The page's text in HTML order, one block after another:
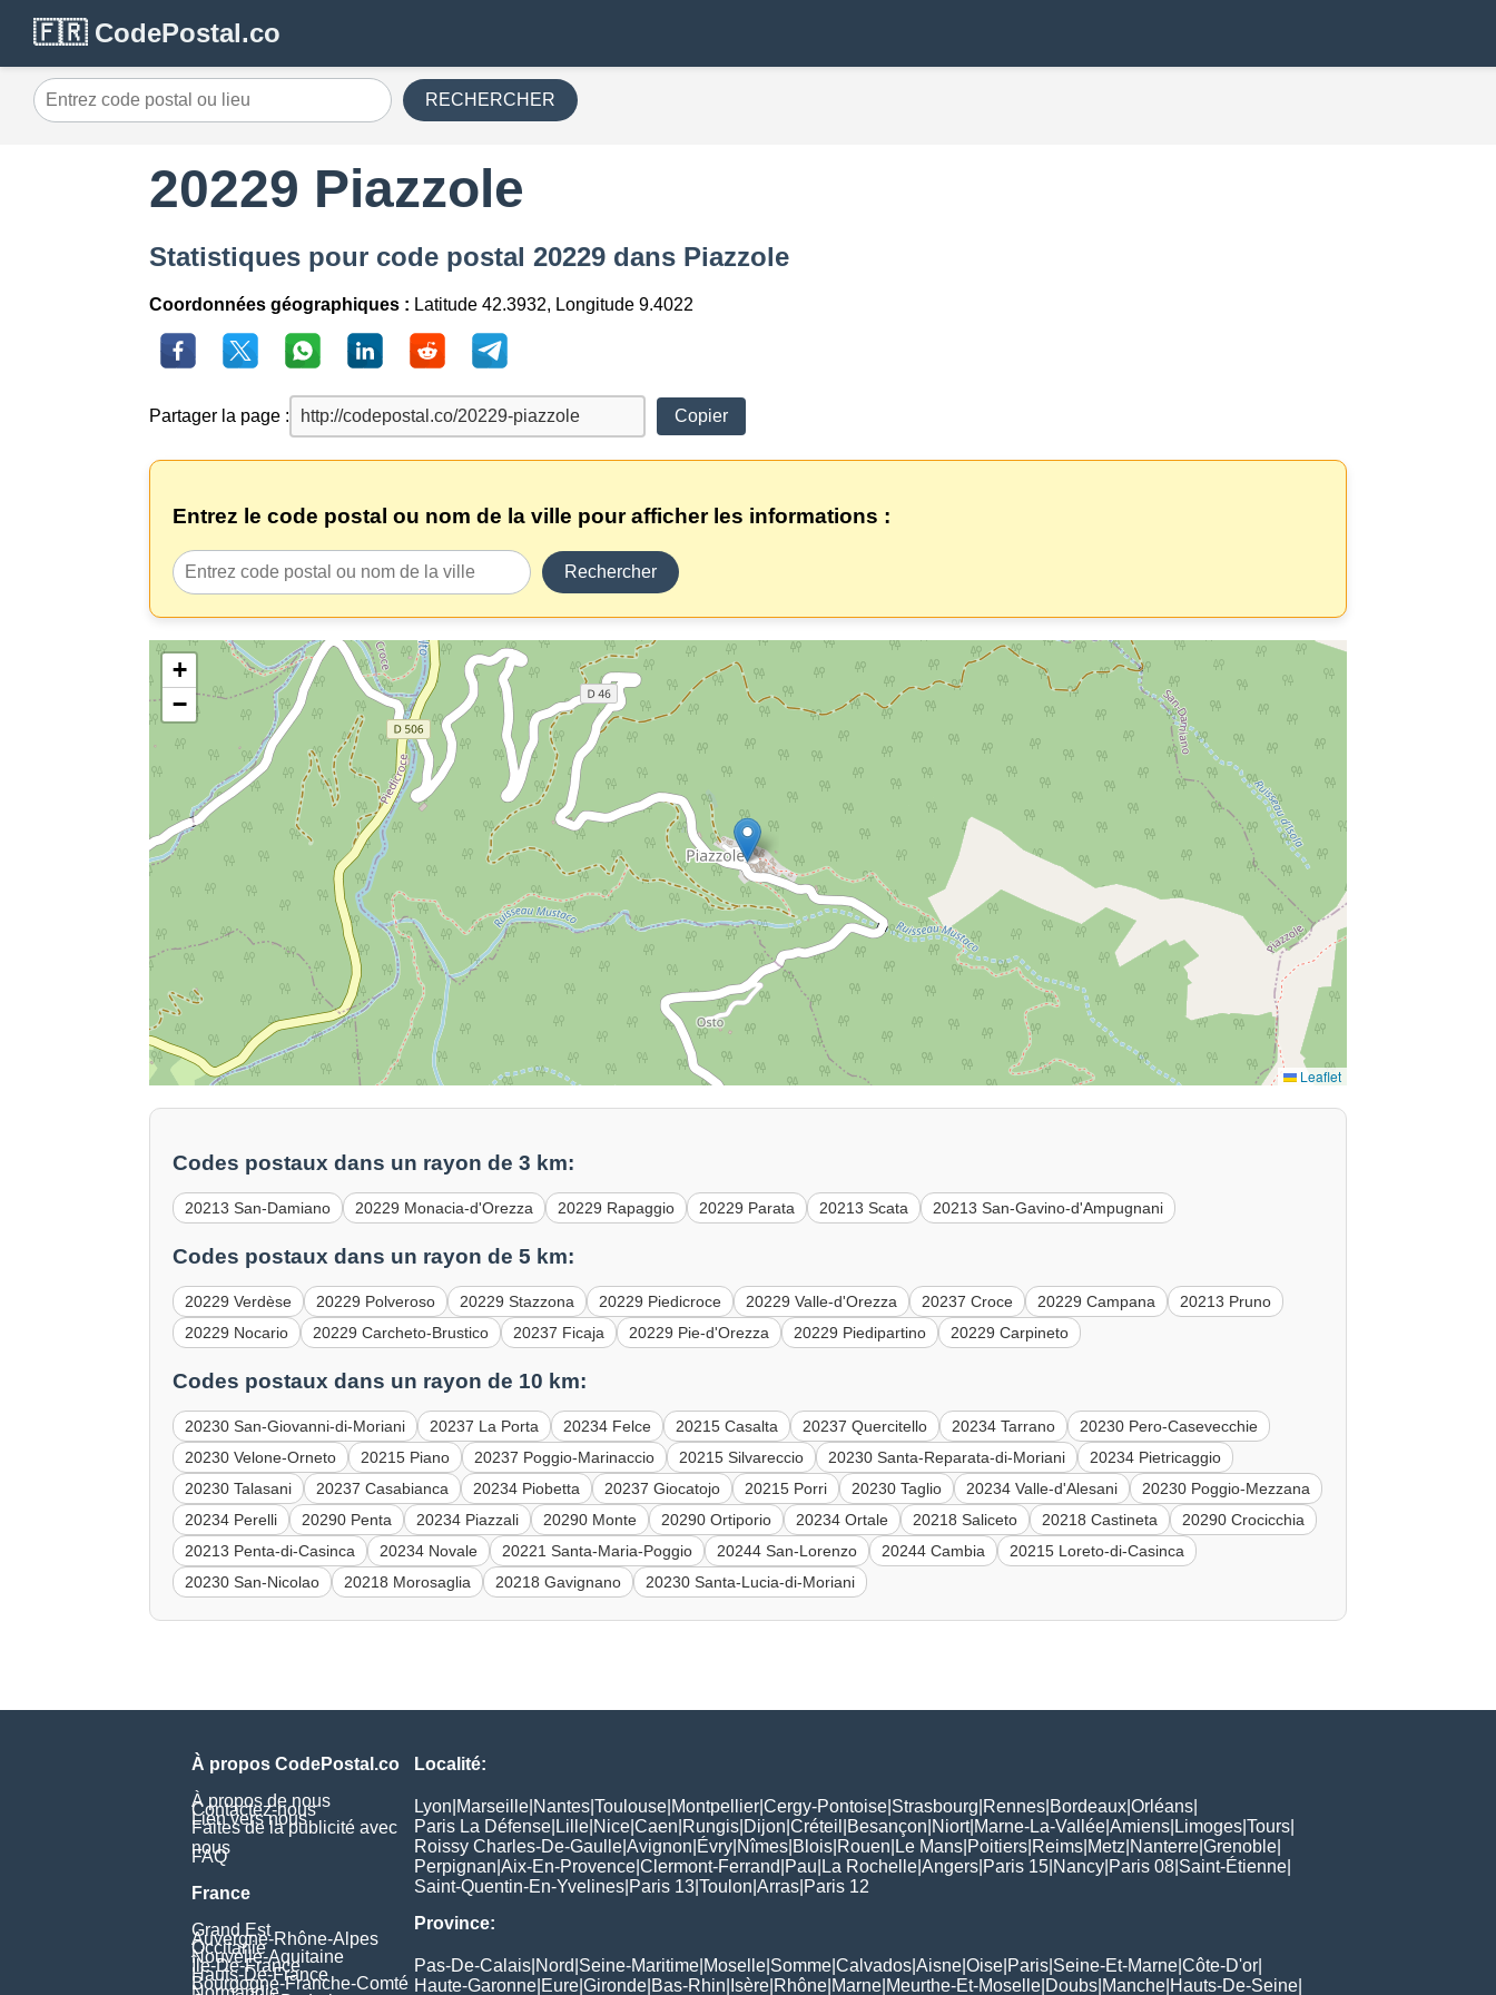
🇫🇷 CodePostal.co
RECHERCHER
20229 Piazzole
Statistiques pour code postal 20229 dans Piazzole
Coordonnées géographiques : Latitude 42.3932, Longitude 9.4022
Partager la page : Copier
Entrez le code postal ou nom de la ville pour afficher les informations :
Rechercher
+
−
Leaflet
Codes postaux dans un rayon de 3 km:
20213 San-Damiano 20229 Monacia-d'Orezza 20229 Rapaggio 20229 Parata 20213 Scata 20213 San-Gavino-d'Ampugnani
Codes postaux dans un rayon de 5 km:
20229 Verdèse 20229 Polveroso 20229 Stazzona 20229 Piedicroce 20229 Valle-d'Orezza 20237 Croce 20229 Campana
20213 Pruno
20229 Nocario
20229 Carcheto-Brustico 20237 Ficaja 20229 Pie-d'Orezza 20229 Piedipartino 20229 Carpineto
Codes postaux dans un rayon de 10 km:
20230 San-Giovanni-di-Moriani 20237 La Porta 20234 Felce 20215 Casalta 20237 Quercitello 20234 Tarrano
20230 Pero-Casevecchie
20230 Velone-Orneto
20215 Piano 20237 Poggio-Marinaccio 20215 Silvareccio 20230 Santa-Reparata-di-Moriani
20234 Pietricaggio
20230 Talasani
20237 Casabianca 20234 Piobetta 20237 Giocatojo 20215 Porri 20230 Taglio 20234 Valle-d'Alesani
20230 Poggio-Mezzana
20234 Perelli
20290 Penta 20234 Piazzali 20290 Monte 20290 Ortiporio 20234 Ortale 20218 Saliceto 20218 Castineta
20290 Crocicchia
20213 Penta-di-Casinca
20234 Novale 20221 Santa-Maria-Poggio 20244 San-Lorenzo 20244 Cambia
20215 Loreto-di-Casinca
20230 San-Nicolao
20218 Morosaglia 20218 Gavignano 20230 Santa-Lucia-di-Moriani
À propos CodePostal.co
À propos de nous
Contactez-nous
Lien vers nous
Faites de la publicité avec
nous
FAQ
France
Grand Est
Auvergne-Rhône-Alpes
Occitanie
Nouvelle-Aquitaine
Île-De-France
Hauts-De-France
Bourgogne-Franche-Comté
Localité:
Lyon Marseille Nantes Toulouse Montpellier Cergy-Pontoise Strasbourg Rennes Bordeaux Orléans
Paris La Défense Lille Nice Caen Rungis Dijon Créteil Besançon Niort| Marne-La-Vallée Amiens Limoges Tours
Roissy Charles-De-Gaulle Avignon Évry Nîmes Blois Rouen Le Mans Poitiers Reims Metz Nanterre Grenoble
Perpignan Aix-En-Provence Clermont-Ferrand Pau La Rochelle Angers Paris 15 Nancy Paris 08 Saint-Étienne
Saint-Quentin-En-Yvelines Paris 13 Toulon Arras Paris 12
Province:
Pas-De-Calais Nord Seine-Maritime Moselle Somme Calvados Aisne Oise Paris Seine-Et-Marne Côte-D'or
Haute-Garonne Eure Gironde Bas-Rhin Isère Rhône Marne Meurthe-Et-Moselle Doubs Manche Hauts-De-Seine